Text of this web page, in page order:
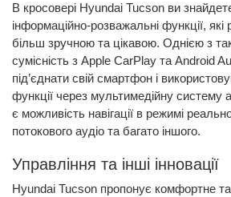
В кросовері Hyundai Tucson ви
інформаційно-розважальні функції, які
більш зручною та цікавою. Однією з
сумісність з Apple CarPlay та Android
під’єднати свій смартфон і
функції через мультимедійну систему
є можливість навігації в режимі
потокового аудіо та багато іншого.
Управління та інші інновації
Hyundai Tucson пропонує комфортне та